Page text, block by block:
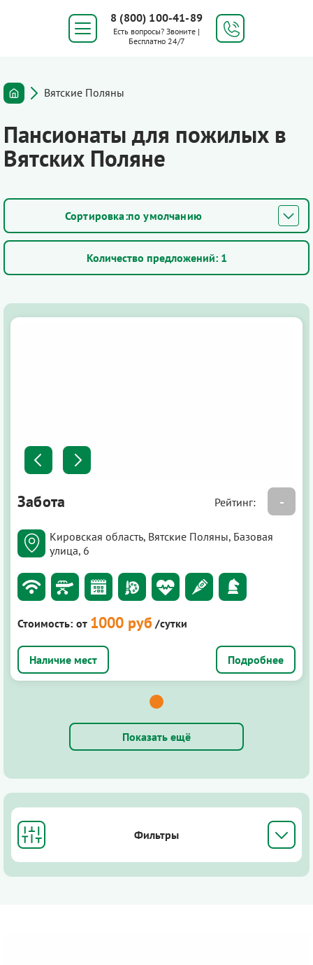
8 (800) 100-41-89
Есть вопросы? Звоните |
Бесплатно 24/7
Вятские Поляны
Пансионаты для пожилых в
Вятских Поляне
по умолчанию
Количество предложений: 1
Забота Рейтинг: -
Кировская область, Вятские Поляны, Базовая
улица, 6
Стоимость: от 1000 руб /сутки
Подробнее
Показать ещё
Фильтры